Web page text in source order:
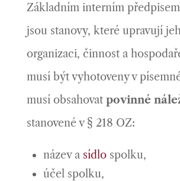
Základním interním
jsou stanovy, které upravují
organizaci, činnost a
musí být vyhotoveny v
musí obsahovat povinné
stanovené v § 218 OZ:
název a sídlospolku,
účel spolku,